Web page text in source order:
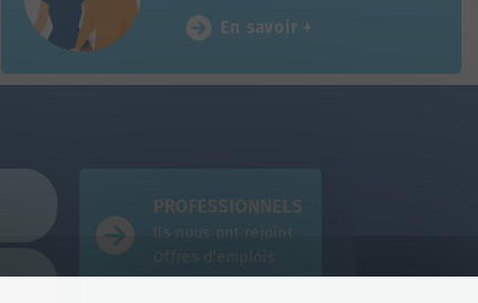
En savoir +
PROFESSIONNELS
Ils nous ont rejoint
Offres d'emplois